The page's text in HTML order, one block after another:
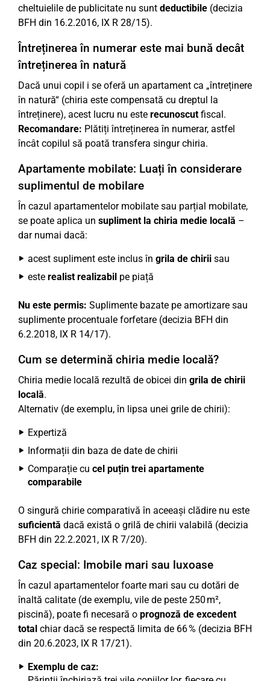
cheltuielile de publicitate nu sunt deductibile (decizia
BFH din 16.2.2016, IX R 28/15).
Întreținerea în numerar este mai bună decât
întreținerea în natură
Dacă unui copil i se oferă un apartament ca „întreținere
în natură“ (chiria este compensată cu dreptul la
întreținere), acest lucru nu este recunoscutfiscal.
Recomandare: Plătiți întreținerea în numerar, astfel
încât copilul să poată transfera singur chiria.
Apartamente mobilate: Luați în considerare
suplimentul de mobilare
În cazul apartamentelor mobilate sau parțial mobilate,
se poate aplica un supliment la chiria medie locală –
dar numai dacă:
acest supliment este inclus în grila de chirii sau
este realist realizabil pe piață
Nu este permis: Suplimente bazate pe amortizare sau
suplimente procentuale forfetare (decizia BFH din
6.2.2018, IX R 14/17).
Cum se determină chiria medie locală?
Chiria medie locală rezultă de obicei din grila de chirii
locală.
Alternativ (de exemplu, în lipsa unei grile de chirii):
Expertiză
Informații din baza de date de chirii
Comparație cu cel puțin trei apartamente
comparabile
O singură chirie comparativă în aceeași clădire nu este
suficientă dacă există o grilă de chirii valabilă (decizia
BFH din 22.2.2021, IX R 7/20).
Caz special: Imobile mari sau luxoase
În cazul apartamentelor foarte mari sau cu dotări de
înaltă calitate (de exemplu, vile de peste 250 m²,
piscină), poate fi necesară o prognoză de excedent
total chiar dacă se respectă limita de 66 % (decizia BFH
din 20.6.2023, IX R 17/21).
Exemplu de caz: